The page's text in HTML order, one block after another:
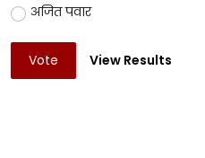
अजित पवार
Vote View Results